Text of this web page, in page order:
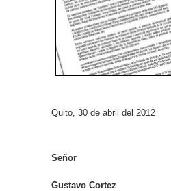
Quito, 30 de abril del 2012
Señor
Gustavo Cortez